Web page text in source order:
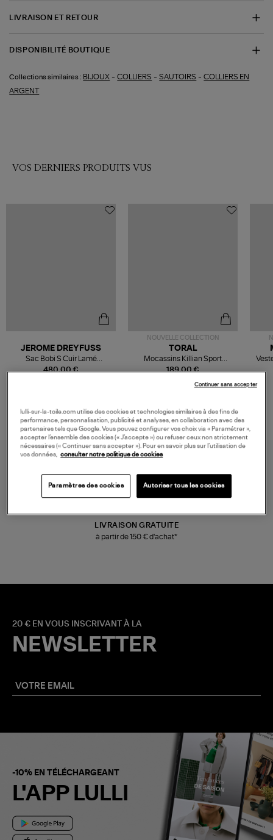
LIVRAISON ET RETOUR
DISPONIBILITÉ BOUTIQUE
Collections similaires : BIJOUX -COLLIERS -SAUTOIRS -COLLIERS EN
ARGENT
VOS DERNIERS PRODUITS VUS
480,00 €
JEROME DREYFUSS
Sac Bobi S Cuir Lamé
Champagne
NOUVELLE COLLECTION
189,00 €
TORAL
Mocassins Killian Sport
Mousse
LIVRAISON GRATUITE
à partir de 150 € d'achat*
20 € EN VOUS INSCRIVANT À LA
NEWSLETTER
-10% EN TÉLÉCHARGEANT
L'APP LULLI
lulli-sur-la-toile.com utilise des cookies et technologies similaires à des fins de
performance, personnalisation, publicité et analyses, en collaboration avec des
partenaires tels que Google. Vous pouvez configurer vos choix via « Paramétrer »,
accepter l’ensemble des cookies (« J’accepte ») ou refuser ceux non strictement
nécessaires (« Continuer sans accepter »). Pour en savoir plus sur l’utilisation de
vos données,
consulter notre politique de cookies
Paramètres des cookies Autoriser tous les cookies
Continuer sans accepter